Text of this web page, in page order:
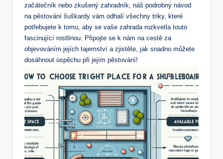
začátečník nebo zkušený zahradník, náš podrobný návod
na pěstování šuškardy vám odhalí všechny triky, které
potřebujete k tomu, aby se vaše zahrada rozkvetla touto
fascinující rostlinou. Připojte se k nám na cestě za
objevováním jejích tajemství a zjistěte, jak snadno můžete
dosáhnout úspěchu při jejím pěstování!